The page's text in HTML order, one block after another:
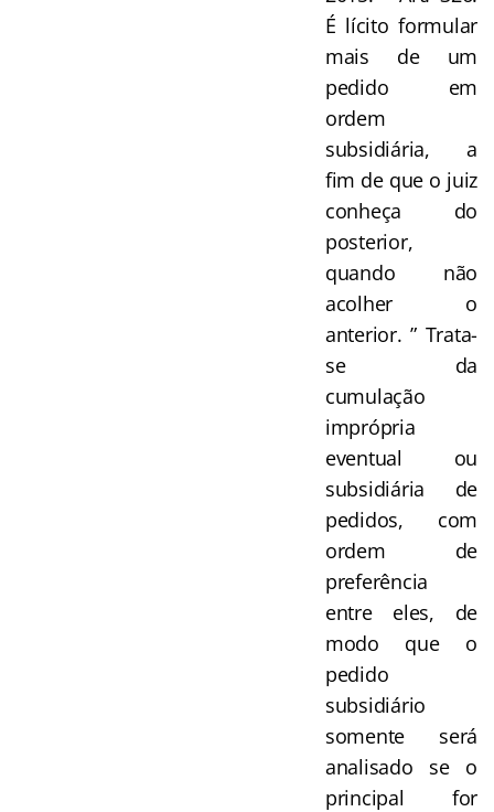
É lícito formular
mais de um
pedido em
ordem
subsidiária, a
fim de que o juiz
conheça do
posterior,
quando não
acolher o
anterior. ” Trata-
se da
cumulação
imprópria
eventual ou
subsidiária de
pedidos, com
ordem de
preferência
entre eles, de
modo que o
pedido
subsidiário
somente será
analisado se o
principal for